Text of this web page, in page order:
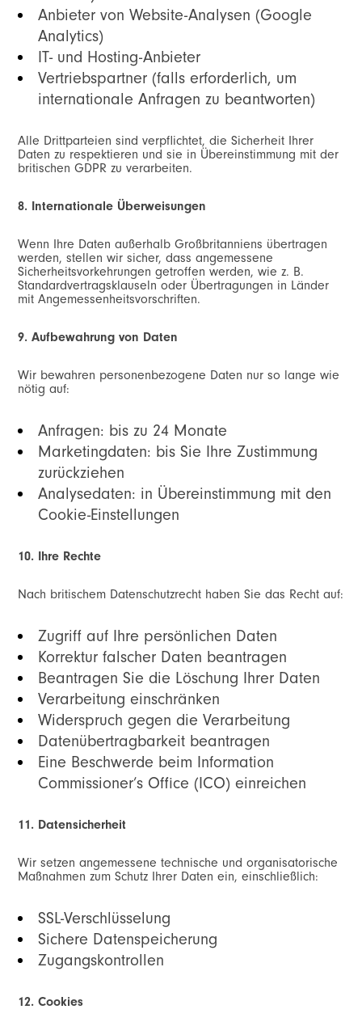
Anbieter von Website-Analysen (Google
Analytics)
IT- und Hosting-Anbieter
Vertriebspartner (falls erforderlich, um
internationale Anfragen zu beantworten)
Alle Drittparteien sind verpflichtet, die Sicherheit Ihrer
Daten zu respektieren und sie in Übereinstimmung mit der
britischen GDPR zu verarbeiten.
8. Internationale Überweisungen
Wenn Ihre Daten außerhalb Großbritanniens übertragen
werden, stellen wir sicher, dass angemessene
Sicherheitsvorkehrungen getroffen werden, wie z. B.
Standardvertragsklauseln oder Übertragungen in Länder
mit Angemessenheitsvorschriften.
9. Aufbewahrung von Daten
Wir bewahren personenbezogene Daten nur so lange wie
nötig auf:
Anfragen: bis zu 24 Monate
Marketingdaten: bis Sie Ihre Zustimmung
zurückziehen
Analysedaten: in Übereinstimmung mit den
Cookie-Einstellungen
10. Ihre Rechte
Nach britischem Datenschutzrecht haben Sie das Recht auf:
Zugriff auf Ihre persönlichen Daten
Korrektur falscher Daten beantragen
Beantragen Sie die Löschung Ihrer Daten
Verarbeitung einschränken
Widerspruch gegen die Verarbeitung
Datenübertragbarkeit beantragen
Eine Beschwerde beim Information
Commissioner’s Office (ICO) einreichen
11. Datensicherheit
Wir setzen angemessene technische und organisatorische
Maßnahmen zum Schutz Ihrer Daten ein, einschließlich:
SSL-Verschlüsselung
Sichere Datenspeicherung
Zugangskontrollen
12. Cookies